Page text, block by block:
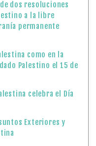
dos resoluciones
a la libre
permanente
como en la
Palestino el 15 de
celebra el Día
Exteriores y